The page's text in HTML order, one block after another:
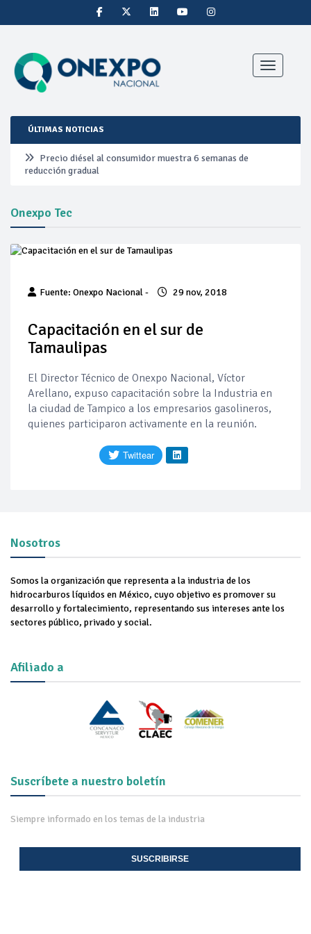
Toggle
ÚLTIMAS NOTICIAS
Precio diésel al consumidor muestra 6 semanas de
reducción gradual
Pemex ante la refinación clandestina
precios del petróleo y producción récord
mantienen precios al alza
Pierde Pemex 71 millones de pesos al día por
"procesadoras" ilegales
Pacto dispara 83% ventas diésel Pemex
Incertidumbre regulatoria pone a prueba las inversiones de
las Estaciones de Servicio familiares
Precio del diésel comprime el margen de las gasolineras: se
espera estabilización del mercado
Petróleo continúa su descenso en el mercado internacional
Onexpo Tec
Fuente: Onexpo Nacional - 29 nov, 2018
Capacitación en el sur de
Tamaulipas
El Director Técnico de Onexpo Nacional, Víctor
Arellano, expuso capacitación sobre la Industria en
la ciudad de Tampico a los empresarios gasolineros,
quienes participaron activamente en la reunión.
Nosotros
Somos la organización que representa a la industria de los
hidrocarburos líquidos en México, cuyo objetivo es promover su
desarrollo y fortalecimiento, representando sus intereses ante los
sectores público, privado y social.
Afiliado a
Suscríbete a nuestro boletín
Siempre informado en los temas de la industria
SUSCRIBIRSE